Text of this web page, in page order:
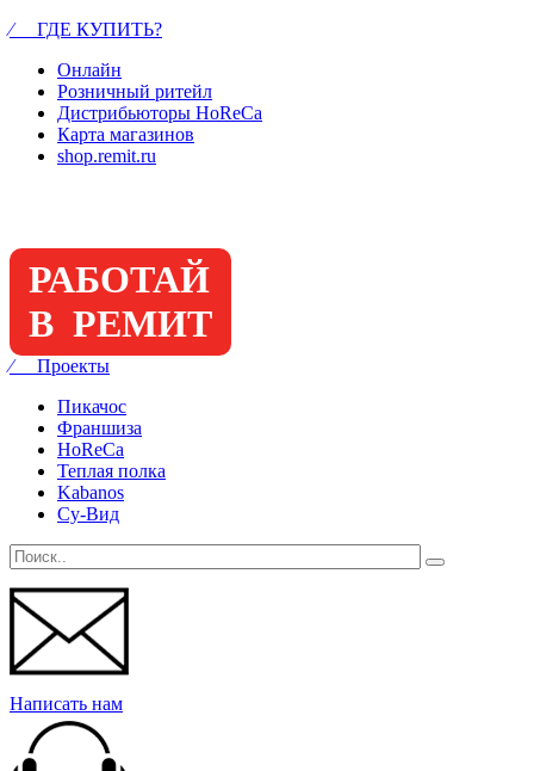
⁄ ГДЕ КУПИТЬ?
Онлайн
Розничный ритейл
Дистрибьюторы HoReCa
Карта магазинов
shop.remit.ru
РАБОТАЙ
В РЕМИТ
⁄ Проекты
Пикачос
Франшиза
HoReCa
Теплая полка
Kabanos
Су-Вид
Написать нам